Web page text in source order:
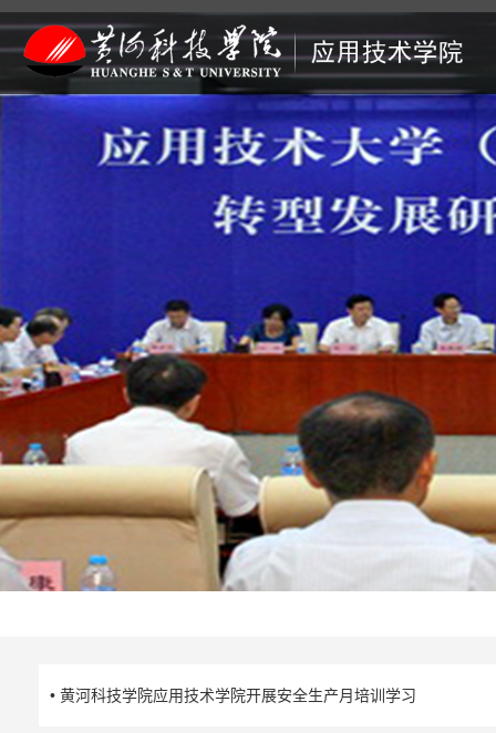
• 黄河科技学院应用技术学院开展安全生产月培训学习